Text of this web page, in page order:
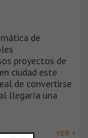
de
proyectos de
ciudad este
de convertirse
llegaría una
VER +